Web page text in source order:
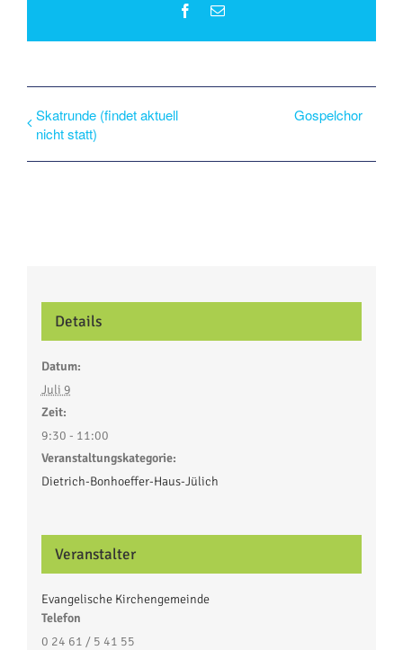
Facebook
E-
Skatrunde (findet aktuell
nicht statt)
Gospelchor
Details
Datum:
Juli 9
Zeit:
9:30 - 11:00
Veranstaltungskategorie:
Dietrich-Bonhoeffer-Haus-Jülich
Veranstalter
Evangelische Kirchengemeinde
Telefon
0 24 61 / 5 41 55